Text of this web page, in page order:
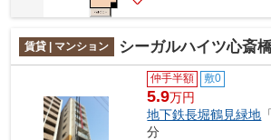
賃貸 | マンション シーガルハイツ心斎
仲手半額 敷0
5.9万円
地下鉄長堀鶴見緑地
分